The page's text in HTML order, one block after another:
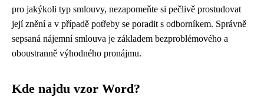
pro jakýkoli typ smlouvy, nezapomeňte si pečlivě prostudovat
její znění a v případě potřeby se poradit s odborníkem. Správně
sepsaná nájemní smlouva je základem bezproblémového a
oboustranně výhodného pronájmu.
Kde najdu vzor Word?